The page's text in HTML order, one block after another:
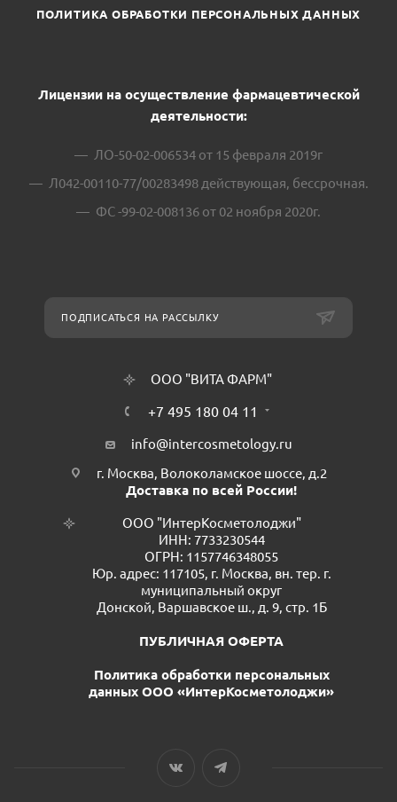
ПОЛИТИКА ОБРАБОТКИ ПЕРСОНАЛЬНЫХ ДАННЫХ
Лицензии на осуществление фармацевтической
деятельности:
ЛО-50-02-006534 от 15 февраля 2019г
Л042-00110-77/00283498 действующая, бессрочная.
ФС -99-02-008136 от 02 ноября 2020г.
ПОДПИСАТЬСЯ НА РАССЫЛКУ
ООО "ВИТА ФАРМ"
+7 495 180 04 11
info@intercosmetology.ru
г. Москва, Волоколамское шоссе, д.2
Доставка по всей России!
ООО "ИнтерКосметолоджи"
ИНН: 7733230544
ОГРН: 1157746348055
Юр. адрес: 117105, г. Москва, вн. тер. г.
муниципальный округ
Донской, Варшавское ш., д. 9, стр. 1Б
ПУБЛИЧНАЯ ОФЕРТА
Политика обработки персональных
данных ООО «ИнтерКосметолоджи»